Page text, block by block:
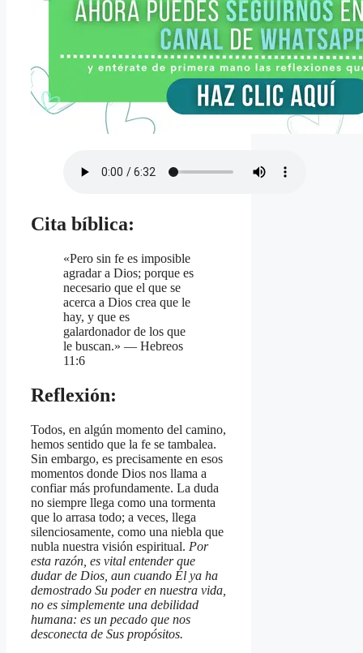
Cita bíblica:
«Pero sin fe es imposible
agradar a Dios; porque es
necesario que el que se
acerca a Dios crea que le
hay, y que es
galardonador de los que
le buscan.» — Hebreos
11:6
Reflexión:
Todos, en algún momento del camino,
hemos sentido que la fe se tambalea.
Sin embargo, es precisamente en esos
momentos donde Dios nos llama a
confiar más profundamente. La duda
no siempre llega como una tormenta
que lo arrasa todo; a veces, llega
silenciosamente, como una niebla que
nubla nuestra visión espiritual. Por
esta razón, es vital entender que
dudar de Dios, aun cuando Él ya ha
demostrado Su poder en nuestra vida,
no es simplemente una debilidad
humana: es un pecado que nos
desconecta de Sus propósitos.